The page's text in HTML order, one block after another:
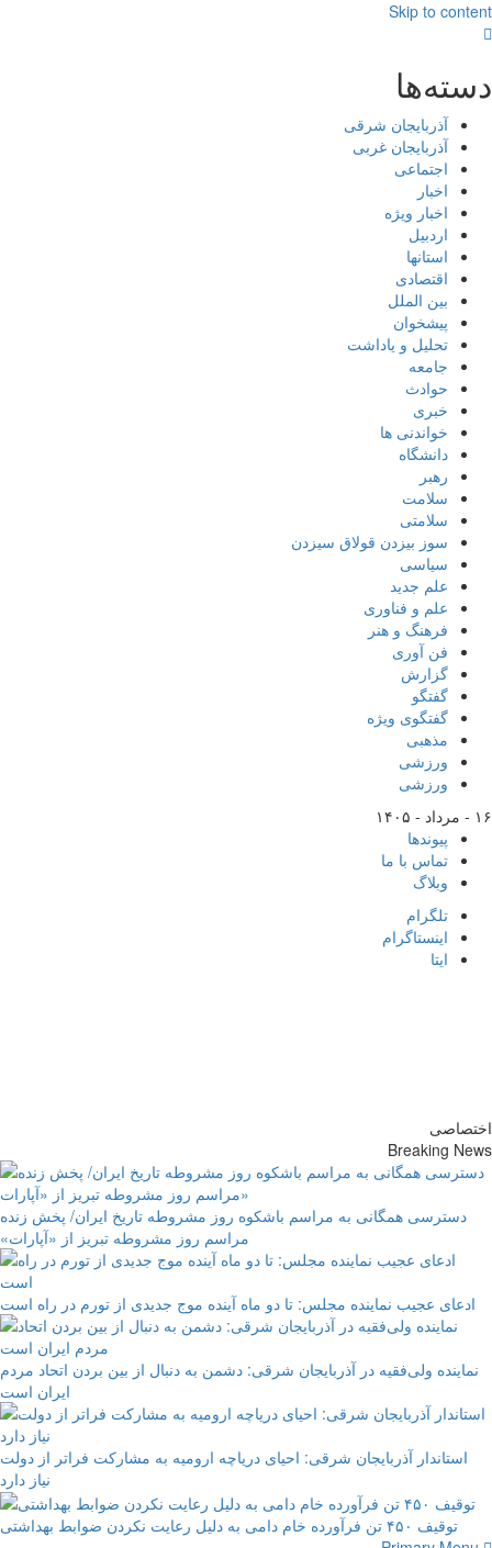
Skip to content
دسته‌ها
آذربایجان شرقی
آذربایجان غربی
اجتماعی
اخبار
اخبار ویژه
اردبیل
استانها
اقتصادی
بین الملل
پیشخوان
تحلیل و یاداشت
جامعه
حوادث
خبری
خواندنی ها
دانشگاه
رهبر
سلامت
سلامتی
سوز بیزدن قولاق سیزدن
سیاسی
علم جدید
علم و فناوری
فرهنگ و هنر
فن آوری
گزارش
گفتگو
گفتگوی ویژه
مذهبی
ورزشی
ورزشی
۱۶ - مرداد - ۱۴۰۵
پیوندها
تماس با ما
وبلاگ
تلگرام
اینستاگرام
ایتا
اختصاصی
Breaking News
دسترسی همگانی به مراسم باشکوه روز مشروطه تاریخ ایران/ پخش زنده
مراسم روز مشروطه تبریز از «آپارات»
ادعای عجیب نماینده مجلس: تا دو ماه آینده موج جدیدی از تورم در راه است
نماینده ولی‌فقیه در آذربایجان شرقی: دشمن به دنبال از بین بردن اتحاد مردم
ایران است
استاندار آذربایجان شرقی: احیای دریاچه ارومیه به مشارکت فراتر از دولت
نیاز دارد
توقیف ۴۵۰ تن فرآورده خام دامی به دلیل رعایت نکردن ضوابط بهداشتی